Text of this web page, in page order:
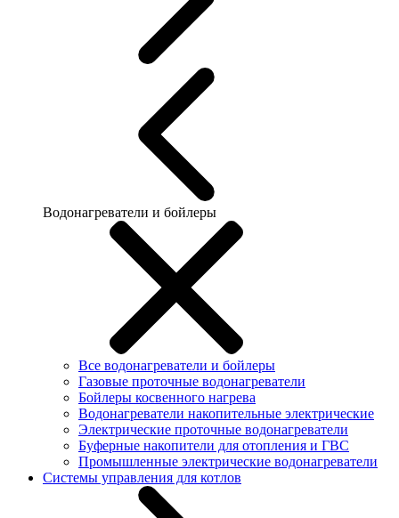
Водонагреватели и бойлеры
Все водонагреватели и бойлеры
Газовые проточные водонагреватели
Бойлеры косвенного нагрева
Водонагреватели накопительные электрические
Электрические проточные водонагреватели
Буферные накопители для отопления и ГВС
Промышленные электрические водонагреватели
Системы управления для котлов